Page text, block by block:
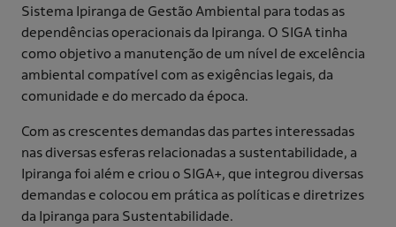
Sistema Ipiranga de Gestão Ambiental para todas as
dependências operacionais da Ipiranga. O SIGA tinha
como objetivo a manutenção de um nível de excelência
ambiental compatível com as exigências legais, da
comunidade e do mercado da época.
Com as crescentes demandas das partes interessadas
nas diversas esferas relacionadas a sustentabilidade, a
Ipiranga foi além e criou o SIGA+, que integrou diversas
demandas e colocou em prática as políticas e diretrizes
da Ipiranga para Sustentabilidade.